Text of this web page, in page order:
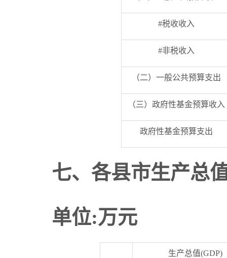
#税收收入
#非税收入
（二）一般公共预算支出
（三）政府性基金预算收入
政府性基金预算支出
七、各县市生产总
单位:万元
生产总值(GDP)